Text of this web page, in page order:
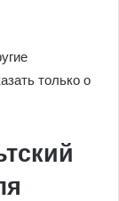
только о